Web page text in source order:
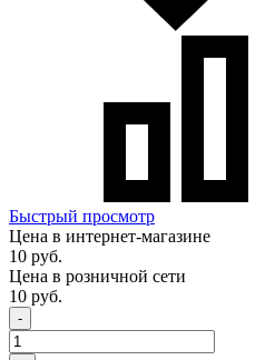
Быстрый просмотр
Цена в интернет-магазине
10 руб.
Цена в розничной сети
10 руб.
-